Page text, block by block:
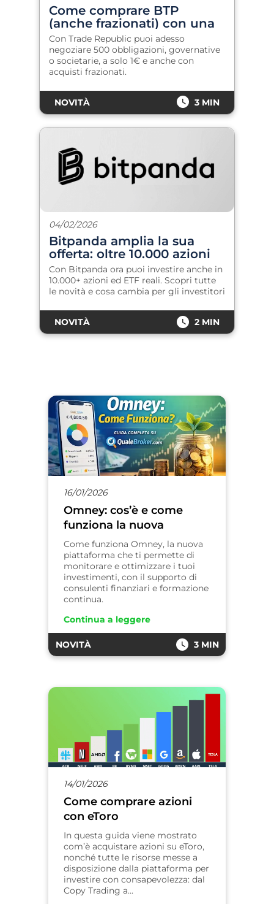
Come comprare BTP
(anche frazionati) con una
commissione fissa di 1€
Con Trade Republic puoi adesso
negoziare 500 obbligazioni, governative
o societarie, a solo 1€ e anche con
acquisti frazionati.
NOVITÀ 3 MIN
04/02/2026
Bitpanda amplia la sua
offerta: oltre 10.000 azioni
ed ETF reali
Con Bitpanda ora puoi investire anche in
10.000+ azioni ed ETF reali. Scopri tutte
le novità e cosa cambia per gli investitori
NOVITÀ 2 MIN
16/01/2026
Omney: cos’è e come
funziona la nuova
piattaforma di
educazione finanziaria?
Come funziona Omney, la nuova
piattaforma che ti permette di
monitorare e ottimizzare i tuoi
investimenti, con il supporto di
consulenti finanziari e formazione
continua.
Continua a leggere
NOVITÀ 3 MIN
14/01/2026
Come comprare azioni
con eToro
In questa guida viene mostrato
com’è acquistare azioni su eToro,
nonché tutte le risorse messe a
disposizione dalla piattaforma per
investire con consapevolezza: dal
Copy Trading a...